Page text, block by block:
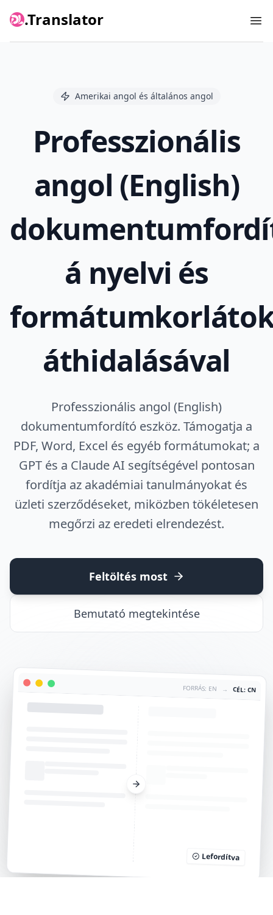
.Translator
Amerikai angol és általános angol
Professzionális
angol (English)
á nyelvi és
áthidalásával
Professzionális angol (English)
dokumentumfordító eszköz. Támogatja a
PDF, Word, Excel és egyéb formátumokat; a
GPT és a Claude AI segítségével pontosan
fordítja az akadémiai tanulmányokat és
üzleti szerződéseket, miközben tökéletesen
megőrzi az eredeti elrendezést.
Feltöltés most
Bemutató megtekintése
FORRÁS: EN → CÉL: CN
Lefordítva